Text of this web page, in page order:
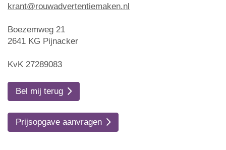
krant@rouwadvertentiemaken.nl
Boezemweg 21
2641 KG Pijnacker
KvK 27289083
Bel mij terug
Prijsopgave aanvragen